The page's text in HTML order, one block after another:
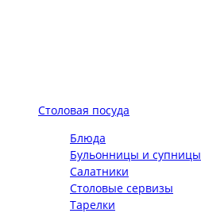
Столовая посуда
Блюда
Бульонницы и супницы
Салатники
Столовые сервизы
Тарелки